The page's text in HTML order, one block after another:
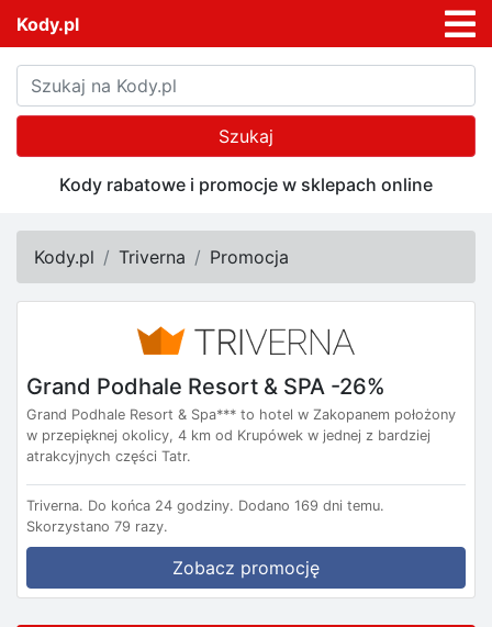
Kody.pl
Szukaj
Kody rabatowe i promocje w sklepach online
Kody.pl Triverna Promocja
Grand Podhale Resort & SPA -26%
Grand Podhale Resort & Spa*** to hotel w Zakopanem położony
w przepięknej okolicy, 4 km od Krupówek w jednej z bardziej
atrakcyjnych części Tatr.
Triverna. Do końca 24 godziny. Dodano 169 dni temu.
Skorzystano 79 razy.
Zobacz promocję